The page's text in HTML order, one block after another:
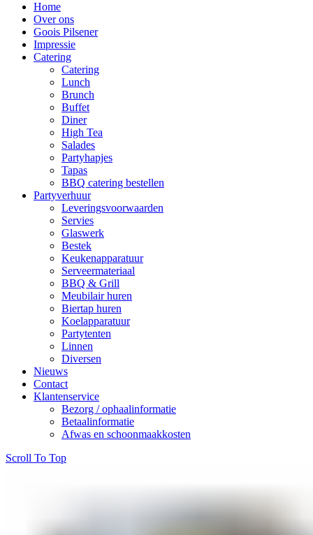
Home
Over ons
Goois Pilsener
Impressie
Catering
Catering
Lunch
Brunch
Buffet
Diner
High Tea
Salades
Partyhapjes
Tapas
BBQ catering bestellen
Partyverhuur
Leveringsvoorwaarden
Servies
Glaswerk
Bestek
Keukenapparatuur
Serveermateriaal
BBQ & Grill
Meubilair huren
Biertap huren
Koelapparatuur
Partytenten
Linnen
Diversen
Nieuws
Contact
Klantenservice
Bezorg / ophaalinformatie
Betaalinformatie
Afwas en schoonmaakkosten
Scroll To Top